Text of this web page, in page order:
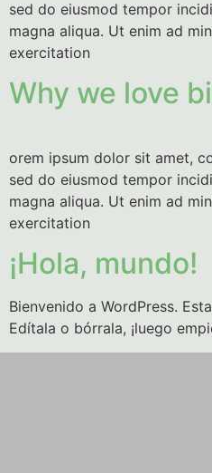
sed do eiusmod tempor
magna aliqua. Ut enim ad
exercitation
Why we love
orem ipsum dolor sit amet,
sed do eiusmod tempor
magna aliqua. Ut enim ad
exercitation
¡Hola, mundo!
Bienvenido a WordPress.
Edítala o bórrala, ¡luego